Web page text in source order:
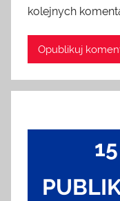
kolejnych